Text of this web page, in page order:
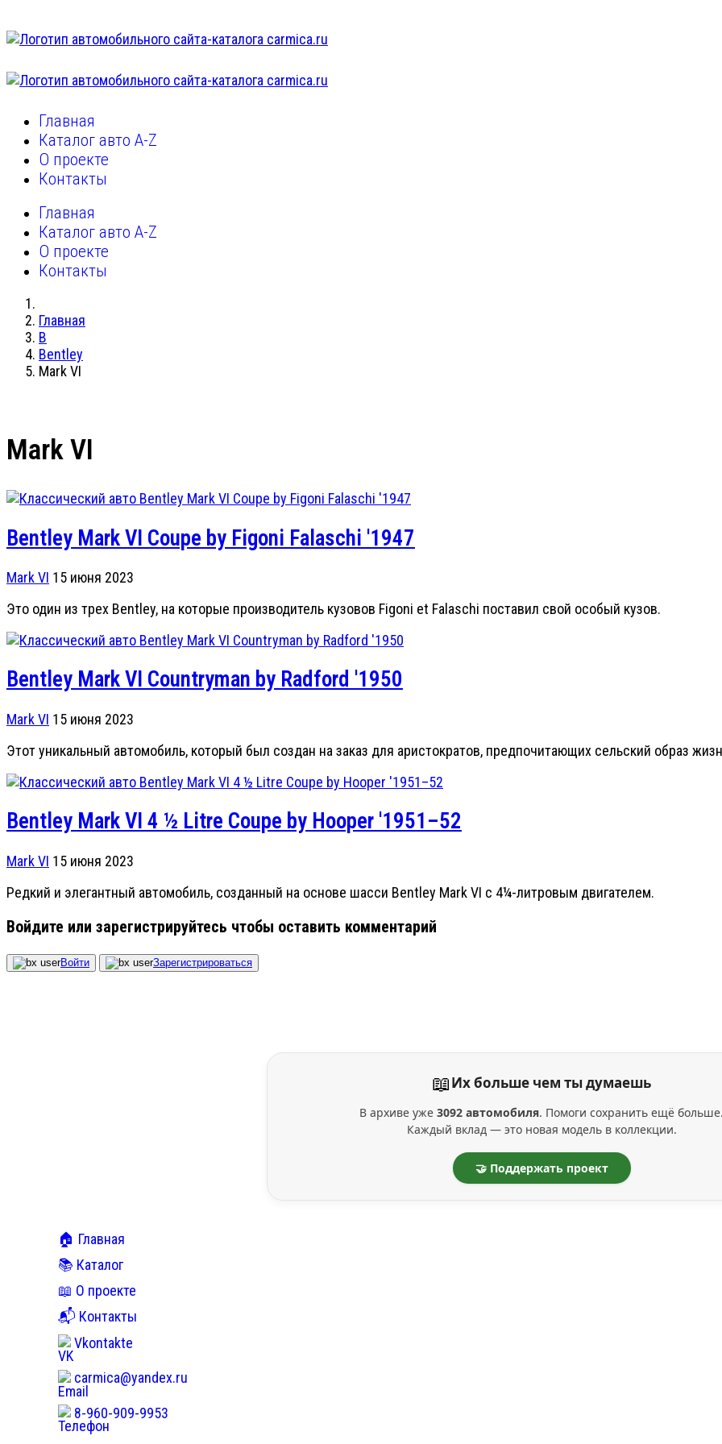
Главная
Каталог авто A-Z
О проекте
Контакты
Главная
Каталог авто A-Z
О проекте
Контакты
Главная
B
Bentley
Mark VI
Mark VI
Bentley Mark VI Coupe by Figoni Falaschi '1947
Mark VI 15 июня 2023
Это один из трех Bentley, на которые производитель кузовов Figoni et Falaschi поставил свой особый кузов.
Bentley Mark VI Countryman by Radford '1950
Mark VI 15 июня 2023
Этот уникальный автомобиль, который был создан на заказ для аристократов, предпочитающих сельский образ
Bentley Mark VI 4 ½ Litre Coupe by Hooper '1951–52
Mark VI 15 июня 2023
Редкий и элегантный автомобиль, созданный на основе шасси Bentley Mark VI с 4¼-литровым двигателем.
Войдите или зарегистрируйтесь чтобы оставить комментарий
Войти Зарегистрироваться
📖Их больше чем ты думаешь
В архиве уже 3092 автомобиля. Помоги сохранить ещё
Каждый вклад — это новая модель в коллекции.
🤝 Поддержать проект
🏠 Главная
📚 Каталог
📖 О проекте
📬 Контакты
Vkontakte
carmica@yandex.ru
8-960-909-9953